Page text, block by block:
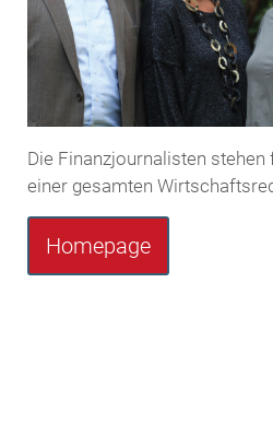
Die Finanzjournalisten
einer gesamten
Homepage